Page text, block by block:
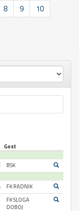
8 9 10
Gost
BSK
FK RADNIK
FK SLOGA
DOBOJ